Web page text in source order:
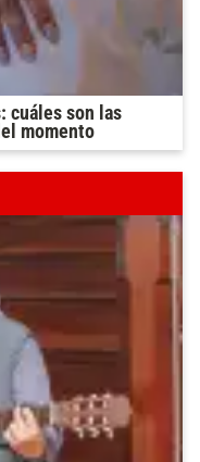
cuáles son las
momento